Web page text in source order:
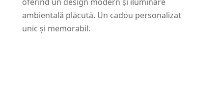
oferind un design modern și iluminare
ambientală plăcută. Un cadou personalizat
unic și memorabil.